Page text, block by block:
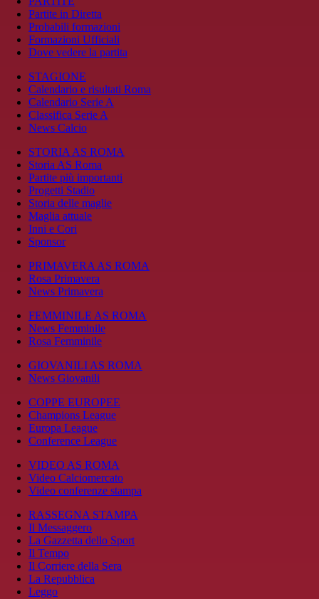
Partite in Diretta
Probabili formazioni
Formazioni Ufficiali
Dove vedere la partita
STAGIONE
Calendario e risultati Roma
Calendario Serie A
Classifica Serie A
News Calcio
STORIA AS ROMA
Storia AS Roma
Partite più importanti
Progetti Stadio
Storia delle maglie
Maglia attuale
Inni e Cori
Sponsor
PRIMAVERA AS ROMA
Rosa Primavera
News Primavera
FEMMINILE AS ROMA
News Femminile
Rosa Femminile
GIOVANILI AS ROMA
News Giovanili
COPPE EUROPEE
Champions League
Europa League
Conference League
VIDEO AS ROMA
Video Calciomercato
Video conferenze stampa
RASSEGNA STAMPA
Il Messaggero
La Gazzetta dello Sport
Il Tempo
Il Corriere della Sera
La Repubblica
Leggo